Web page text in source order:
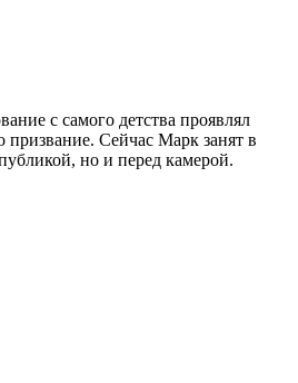
с самого детства проявлял
призвание. Сейчас Марк занят в
но и перед камерой.